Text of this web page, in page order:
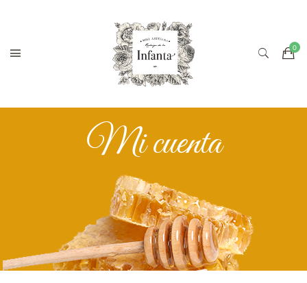
Mi cuenta